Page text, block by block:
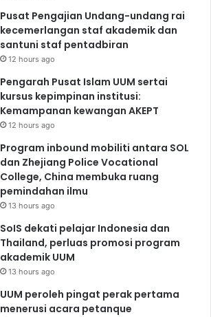
Pusat Pengajian Undang-undang rai
kecemerlangan staf akademik dan
santuni staf pentadbiran
12 hours ago
Pengarah Pusat Islam UUM sertai
kursus kepimpinan institusi:
Kemampanan kewangan AKEPT
12 hours ago
Program inbound mobiliti antara SOL
dan Zhejiang Police Vocational
College, China membuka ruang
pemindahan ilmu
13 hours ago
SoIS dekati pelajar Indonesia dan
Thailand, perluas promosi program
akademik UUM
13 hours ago
UUM peroleh pingat perak pertama
menerusi acara petanque